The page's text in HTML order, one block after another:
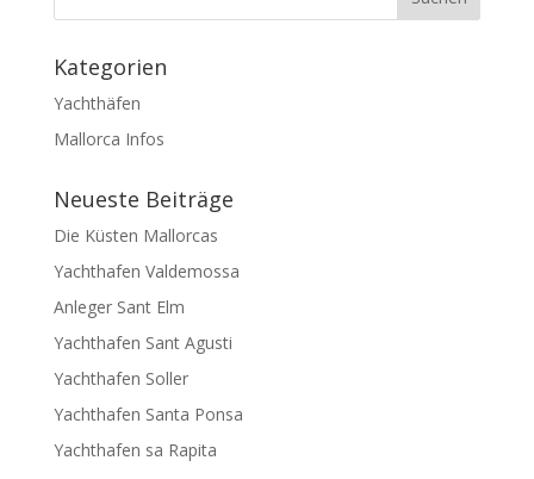
Kategorien
Yachthäfen
Mallorca Infos
Neueste Beiträge
Die Küsten Mallorcas
Yachthafen Valdemossa
Anleger Sant Elm
Yachthafen Sant Agusti
Yachthafen Soller
Yachthafen Santa Ponsa
Yachthafen sa Rapita